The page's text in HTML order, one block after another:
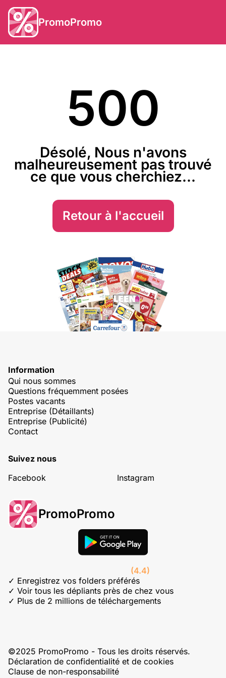
PromoPromo
500
Désolé, Nous n'avons
malheureusement pas trouvé
ce que vous cherchiez...
Retour à l'accueil
Information
Qui nous sommes
Questions fréquemment posées
Postes vacants
Entreprise (Détaillants)
Entreprise (Publicité)
Contact
Suivez nous
Facebook
Instagram
PromoPromo
(4.4)
✓ Enregistrez vos folders préférés
✓ Voir tous les dépliants près de chez vous
✓ Plus de 2 millions de téléchargements
©2025 PromoPromo - Tous les droits réservés.
Déclaration de confidentialité et de cookies
Clause de non-responsabilité